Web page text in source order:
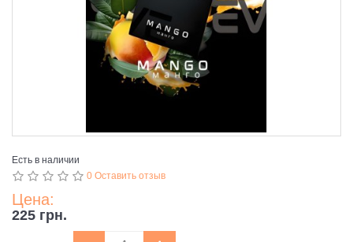
Есть в наличии
0 Оставить отзыв
Цена:
225 грн.